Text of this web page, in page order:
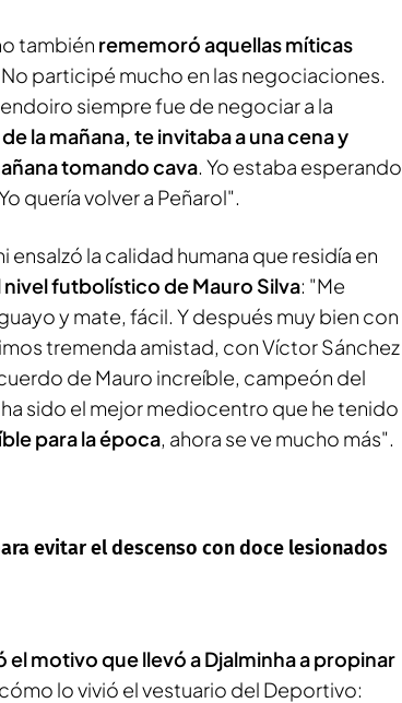
también rememoró aquellas míticas
participé mucho en las negociaciones.
siempre fue de negociar a la
la mañana, te invitaba a una cena y
tomando cava. Yo estaba esperando
quería volver a Peñarol".
ensalzó la calidad humana que residía en
nivel futbolístico de Mauro Silva: "Me
y mate, fácil. Y después muy bien con
tremenda amistad, con Víctor Sánchez
de Mauro increíble, campeón del
sido el mejor mediocentro que he tenido
para la época, ahora se ve mucho más".
evitar el descenso con doce lesionados
el motivo que llevó a Djalminha a propinar
lo vivió el vestuario del Deportivo: